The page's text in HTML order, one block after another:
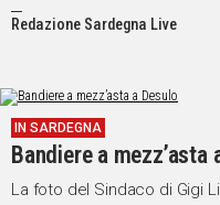
POLITICA
IN
ITALIA
MONDO
Redazione Sardegna Live
IN SARDEGNA
Bandiere a mezz’asta
La foto del Sindaco di Gigi